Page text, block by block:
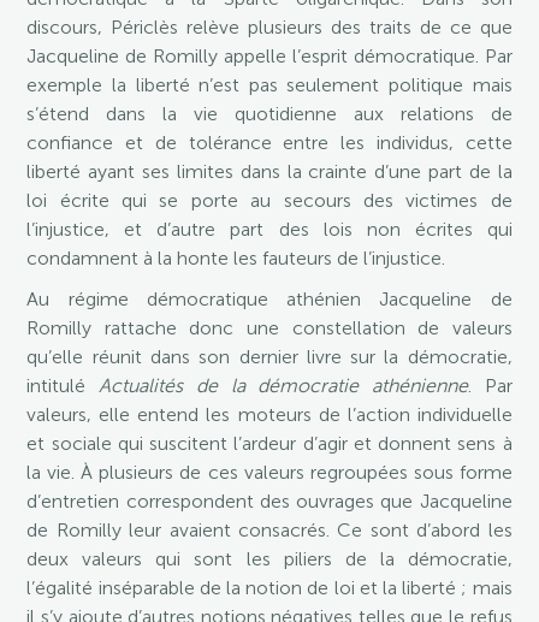
discours, Périclès relève plusieurs des traits de ce que
Jacqueline de Romilly appelle l’esprit démocratique. Par
exemple la liberté n’est pas seulement politique mais
s’étend dans la vie quotidienne aux relations de
confiance et de tolérance entre les individus, cette
liberté ayant ses limites dans la crainte d’une part de la
loi écrite qui se porte au secours des victimes de
l’injustice, et d’autre part des lois non écrites qui
condamnent à la honte les fauteurs de l’injustice.
Au régime démocratique athénien Jacqueline de
Romilly rattache donc une constellation de valeurs
qu’elle réunit dans son dernier livre sur la démocratie,
intituléActualités de la démocratie athénienne. Par
valeurs, elle entend les moteurs de l’action individuelle
et sociale qui suscitent l’ardeur d’agir et donnent sens à
la vie. À plusieurs de ces valeurs regroupées sous forme
d’entretien correspondent des ouvrages que Jacqueline
de Romilly leur avaient consacrés. Ce sont d’abord les
deux valeurs qui sont les piliers de la démocratie,
l’égalité inséparable de la notion de loi et la liberté ; mais
il s’y ajoute d’autres notions négatives telles que le refus